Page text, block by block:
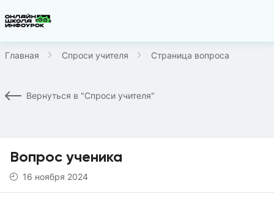
Главная Спроси учителя Страница вопроса
Вернуться в "Спроси учителя"
Вопрос ученика
16 ноября 2024